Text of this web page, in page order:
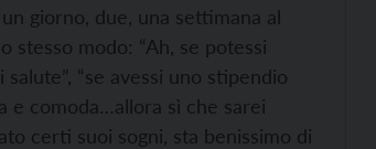
giorno, due, una settimana al
stesso modo: “Ah, se potessi
“se avessi uno stipendio
e comoda…allora sì che sarei
certi suoi sogni, sta benissimo di